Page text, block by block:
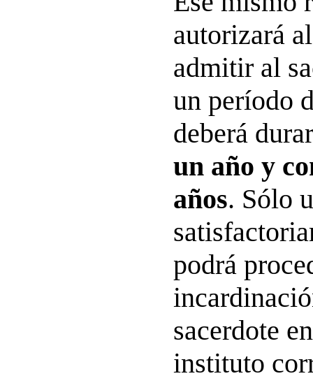
autorizará
admitir al
un período
deberá
un año y
años. Sólo
podrá
sacerdote
instituto